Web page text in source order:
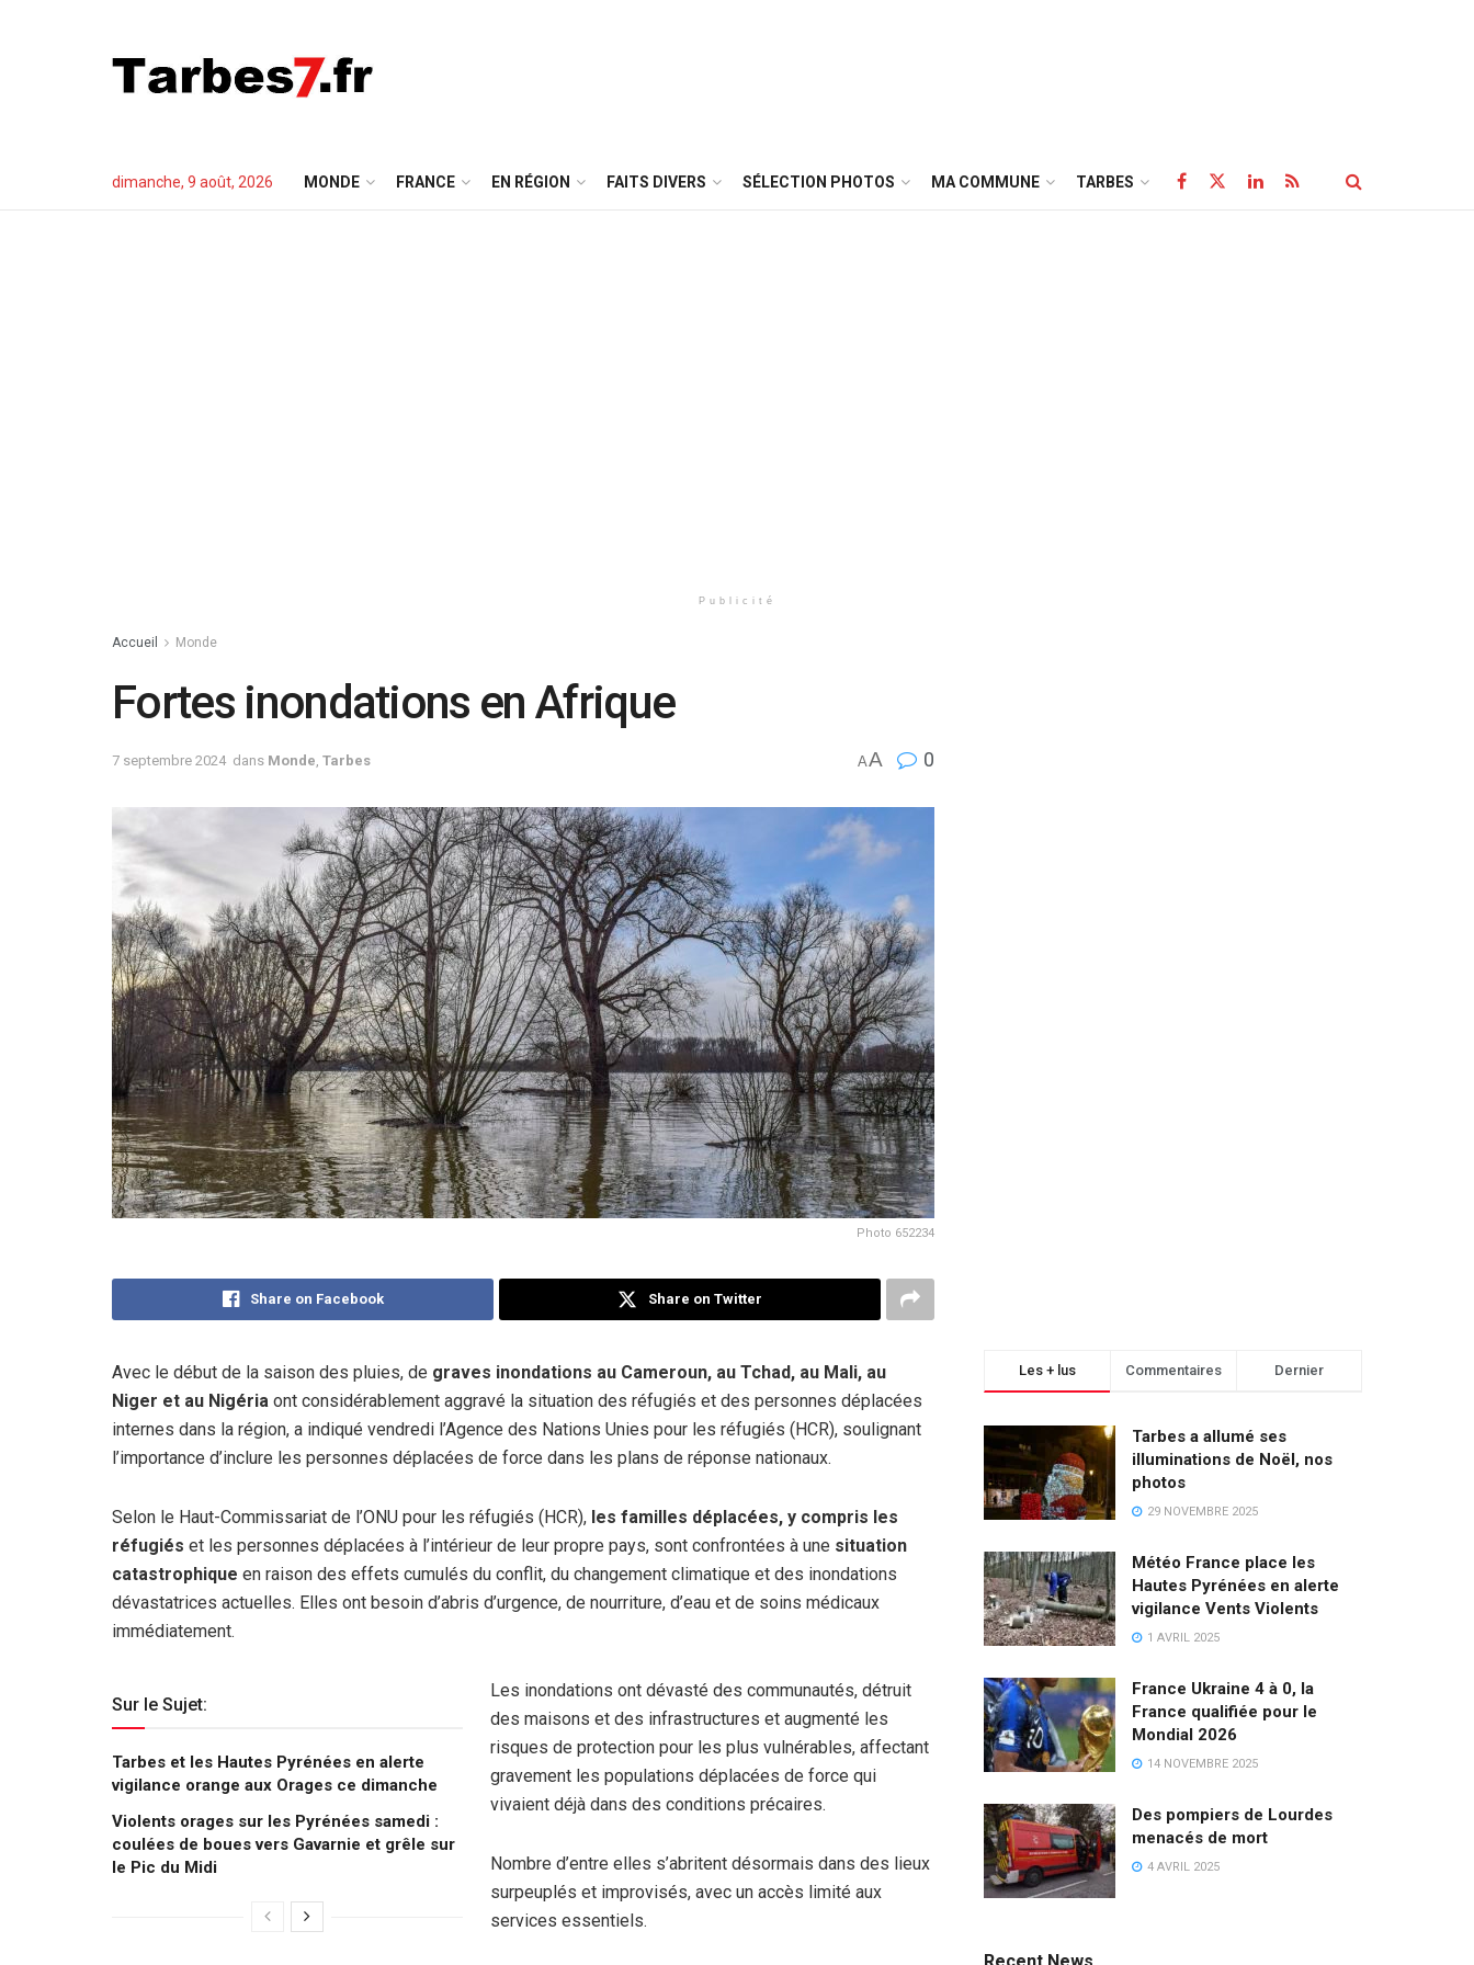
dimanche, 9 août, 2026 MONDE FRANCE EN RÉGION FAITS DIVERS SÉLECTION PHOTOS MA COMMUNE TARBES
Publicité
Accueil Monde
Fortes inondations en Afrique
7 septembre 2024 dans Monde Tarbes AA 0
Photo 652234
Share on Facebook Share on Twitter
Avec le début de la saison des pluies, de graves inondations au Cameroun, au Tchad, au Mali, au
Niger et au Nigéria ont considérablement aggravé la situation des réfugiés et des personnes déplacées
internes dans la région, a indiqué vendredi l’Agence des Nations Unies pour les réfugiés (HCR), soulignant
l’importance d’inclure les personnes déplacées de force dans les plans de réponse nationaux.
Selon le Haut-Commissariat de l’ONU pour les réfugiés (HCR), les familles déplacées, y compris les
réfugiés et les personnes déplacées à l’intérieur de leur propre pays, sont confrontées à une situation
catastrophique en raison des effets cumulés du conflit, du changement climatique et des inondations
dévastatrices actuelles. Elles ont besoin d’abris d’urgence, de nourriture, d’eau et de soins médicaux
immédiatement.
Sur le Sujet:
Tarbes et les Hautes Pyrénées en alerte
vigilance orange aux Orages ce dimanche
Violents orages sur les Pyrénées samedi :
coulées de boues vers Gavarnie et grêle sur
le Pic du Midi
Les inondations ont dévasté des communautés, détruit
des maisons et des infrastructures et augmenté les
risques de protection pour les plus vulnérables, affectant
gravement les populations déplacées de force qui
vivaient déjà dans des conditions précaires.
Nombre d’entre elles s’abritent désormais dans des lieux
surpeuplés et improvisés, avec un accès limité aux
services essentiels.
Les + lus Commentaires Dernier
Tarbes a allumé ses
illuminations de Noël, nos
photos
29 NOVEMBRE 2025
Météo France place les
Hautes Pyrénées en alerte
vigilance Vents Violents
1 AVRIL 2025
France Ukraine 4 à 0, la
France qualifiée pour le
Mondial 2026
14 NOVEMBRE 2025
Des pompiers de Lourdes
menacés de mort
4 AVRIL 2025